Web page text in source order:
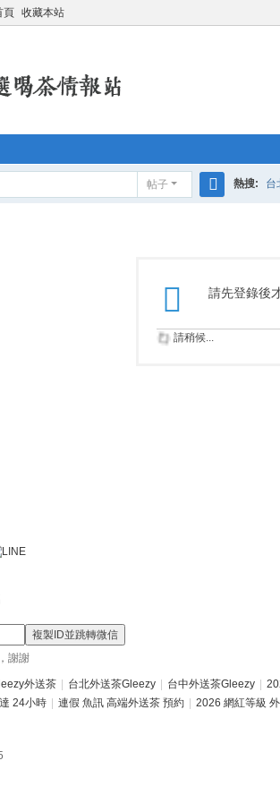
頁 收藏本站
帖子 熱搜: 台
請先登錄後
請稍候...
複製ID並跳轉微信
謝謝
外送茶 台北外送茶Gleezy 台中外送茶Gleezy
24小時 連假 魚訊 高端外送茶 預約 2026 網紅等級